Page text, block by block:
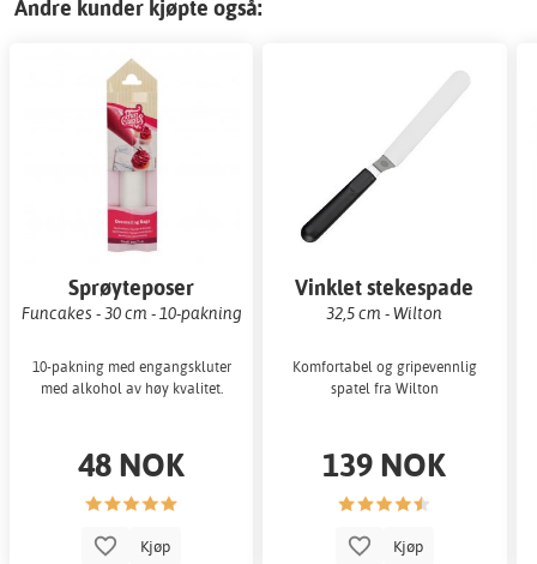
Andre kunder kjøpte også:
Sprøyteposer
Funcakes - 30 cm - 10-pakning
10-pakning med engangskluter
med alkohol av høy kvalitet.
48 NOK
Kjøp
Vinklet stekespade
32,5 cm - Wilton
Komfortabel og gripevennlig
spatel fra Wilton
139 NOK
Kjøp